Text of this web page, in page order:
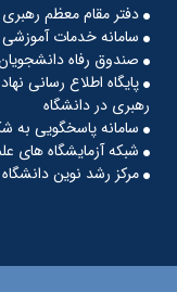
دفتر مقام معظم رهبری
سامانه خدمات
صندوق رفاه
پایگاه اطلاع رسانی
رهبری در دانشگاه
سامانه پاسخگویی به
شبکه آزمایشگاه های
مرکز رشد نوین دانشگاه